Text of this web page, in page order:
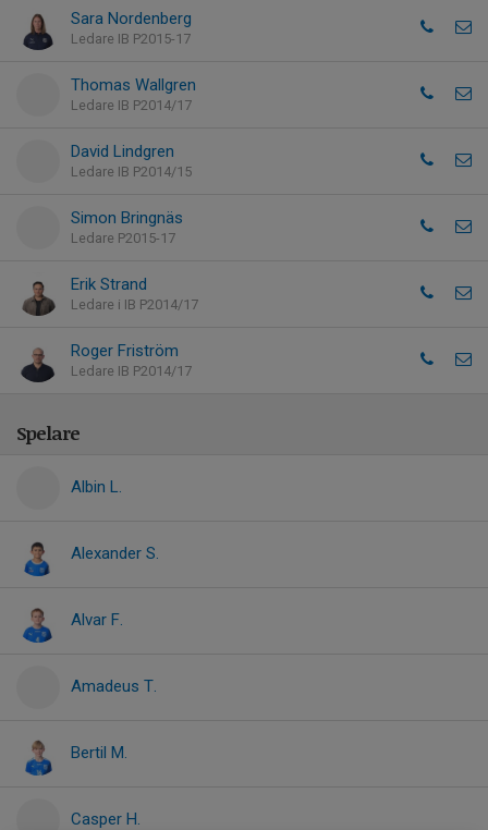
Sara Nordenberg
Ledare IB P2015-17
Thomas Wallgren
Ledare IB P2014/17
David Lindgren
Ledare IB P2014/15
Simon Bringnäs
Ledare P2015-17
Erik Strand
Ledare i IB P2014/17
Roger Friström
Ledare IB P2014/17
Spelare
Albin L.
Alexander S.
Alvar F.
Amadeus T.
Bertil M.
Casper H.